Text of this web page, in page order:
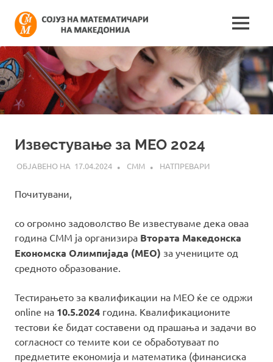
content
на
на
Македонија
информации
поврзани
со
работата
на
MENU
Известување за МЕО 2024
17.04.2024 СММ НАТПРЕВАРИ
Почитувани,
со огромно задоволство Ве известуваме дека оваа
година СММ ја организира Втората Македонска
Економска Олимпијада (МЕО) за учениците од
средното образование.
Тестирањето за квалификации на МЕО ќе се одржи
online на 10.5.2024 година. Квалификационите
тестови ќе бидат составени од прашања и задачи во
согласност со темите кои се обработуваат по
предметите економија и математика (финансиска